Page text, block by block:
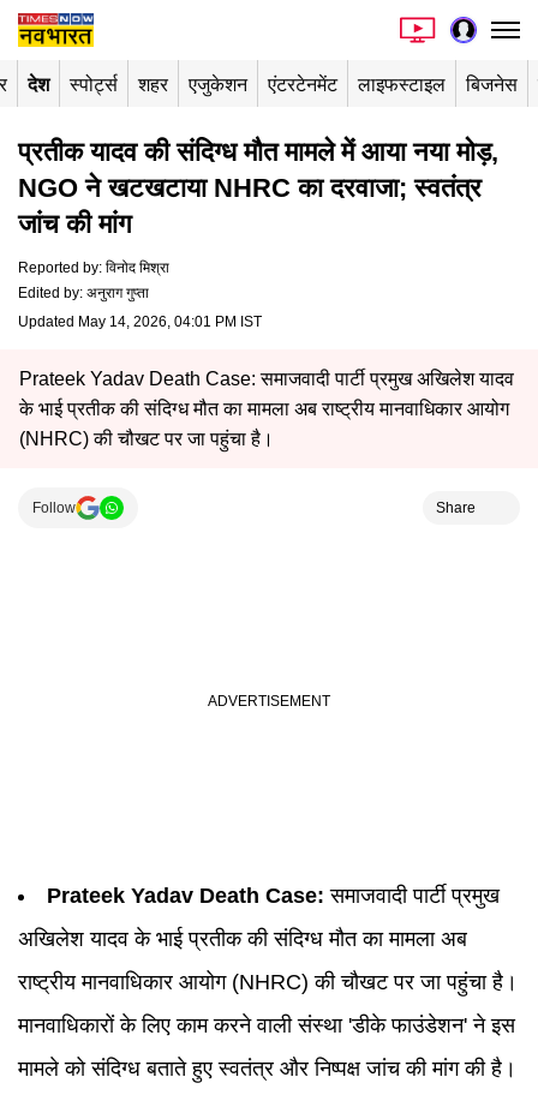
देश स्पोर्ट्स शहर एजुकेशन एंटरटेनमेंट लाइफस्टाइल बिजनेस
प्रतीक यादव की संदिग्ध मौत मामले में आया नया मोड़,
NGO ने खटखटाया NHRC का दरवाजा; स्वतंत्र
जांच की मांग
Reported by: विनोद मिश्रा
Edited by: अनुराग गुप्ता
Updated May 14, 2026, 04:01 PM IST
Prateek Yadav Death Case: समाजवादी पार्टी प्रमुख अखिलेश यादव
के भाई प्रतीक की संदिग्ध मौत का मामला अब राष्ट्रीय मानवाधिकार आयोग
(NHRC) की चौखट पर जा पहुंचा है।
Follow Share
Prateek Yadav Death Case: समाजवादी पार्टी प्रमुख
अखिलेश यादव के भाई प्रतीक की संदिग्ध मौत का मामला अब
राष्ट्रीय मानवाधिकार आयोग (NHRC) की चौखट पर जा पहुंचा है।
मानवाधिकारों के लिए काम करने वाली संस्था 'डीके फाउंडेशन' ने इस
मामले को संदिग्ध बताते हुए स्वतंत्र और निष्पक्ष जांच की मांग की है।